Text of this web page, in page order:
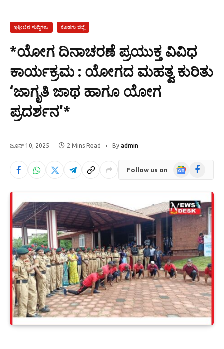
ಇತ್ತೀಚಿನ ಸುದ್ದಿಗಳು ಕೊಡಗು ಜಿಲ್ಲೆ
*ಯೋಗ ದಿನಾಚರಣೆ ಪ್ರಯುಕ್ತ ವಿವಿಧ
ಕಾರ್ಯಕ್ರಮ : ಯೋಗದ ಮಹತ್ವ ಕುರಿತು
‘ಜಾಗೃತಿ ಜಾಥ ಹಾಗೂ ಯೋಗ
ಪ್ರದರ್ಶನ’*
ಜೂನ್ 10, 2025 2 Mins Read By admin
Follow us on
GoogleFacebook